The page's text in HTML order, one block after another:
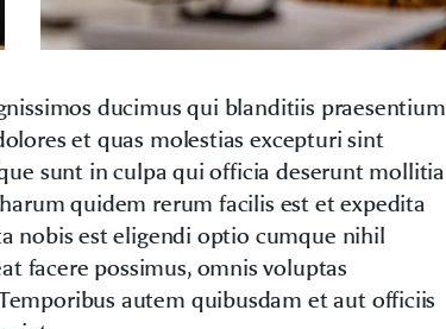
ducimus qui blanditiis praesentium
et quas molestias excepturi sint
sunt in culpa qui officia deserunt mollitia
quidem rerum facilis est et expedita
nobis est eligendi optio cumque nihil
facere possimus, omnis voluptas
autem quibusdam et aut officiis